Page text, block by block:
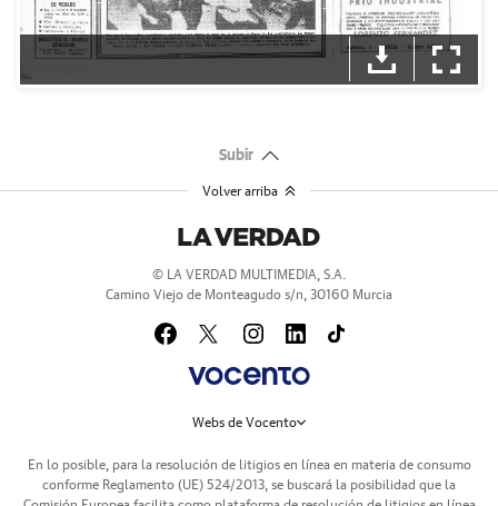
Subir
© LA VERDAD MULTIMEDIA, S.A.
Camino Viejo de Monteagudo s/n, 30160 Murcia
Webs de Vocento
En lo posible, para la resolución de litigios en línea en materia de consumo
conforme Reglamento (UE) 524/2013, se buscará la posibilidad que la
Volver arriba